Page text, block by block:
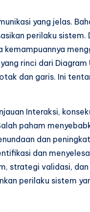
yang jelas.
perilaku sistem.
kemampuannya
rinci dari Diagram
dan garis. Ini
Interaksi,
paham
dan
dan
strategi validasi,
perilaku sistem